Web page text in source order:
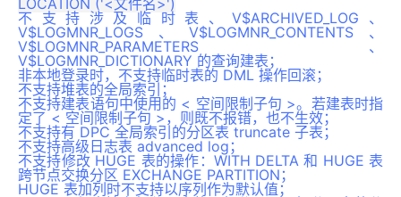
不支持涉及临时表、V$ARCHIVED_LOG、
V$LOGMNR_LOGS、V$LOGMNR_CONTENTS、
V$LOGMNR_PARAMETERS、
V$LOGMNR_DICTIONARY 的查询建表；
非本地登录时，不支持临时表的 DML 操作回滚；
不支持堆表的全局索引；
不支持建表语句中使用的 < 空间限制子句 >。若建表时指
定了 < 空间限制子句 >，则既不报错，也不生效；
不支持有 DPC 全局索引的分区表 truncate 子表；
不支持高级日志表 advanced log；
不支持修改 HUGE 表的操作：WITH DELTA 和 HUGE 表
跨节点交换分区 EXCHANGE PARTITION；
HUGE 表加列时不支持以序列作为默认值；